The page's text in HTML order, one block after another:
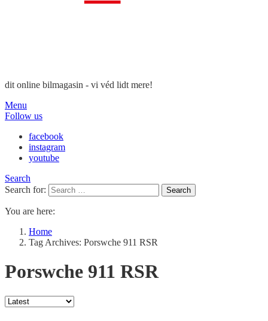
dit online bilmagasin - vi véd lidt mere!
Menu
Follow us
facebook
instagram
youtube
Search
Search for:
Search
You are here:
Home
Tag Archives: Porswche 911 RSR
Porswche 911 RSR